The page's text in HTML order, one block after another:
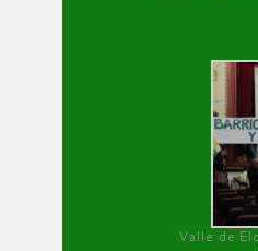
Valle de